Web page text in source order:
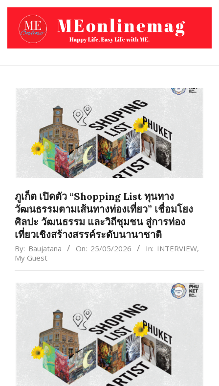
Skip
content
Primary
ภูเก็ต เปิดตัว “Shopping List ทุนทาง
วัฒนธรรมตามเส้นทางท่องเที่ยว” เชื่อมโยง
ศิลปะ วัฒนธรรม และวิถีชุมชน สู่การท่อง
เที่ยวเชิงสร้างสรรค์ระดับนานาชาติ
By: Baujatana On: 25/05/2026 In: INTERVIEW,
My​ Guest